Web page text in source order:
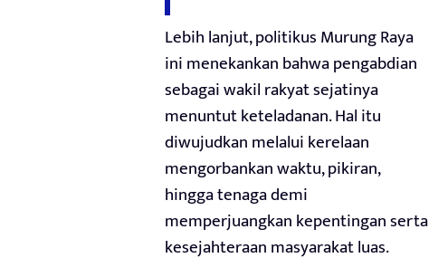
Lebih lanjut, politikus Murung Raya
ini menekankan bahwa pengabdian
sebagai wakil rakyat sejatinya
menuntut keteladanan. Hal itu
diwujudkan melalui kerelaan
mengorbankan waktu, pikiran,
hingga tenaga demi
memperjuangkan kepentingan serta
kesejahteraan masyarakat luas.